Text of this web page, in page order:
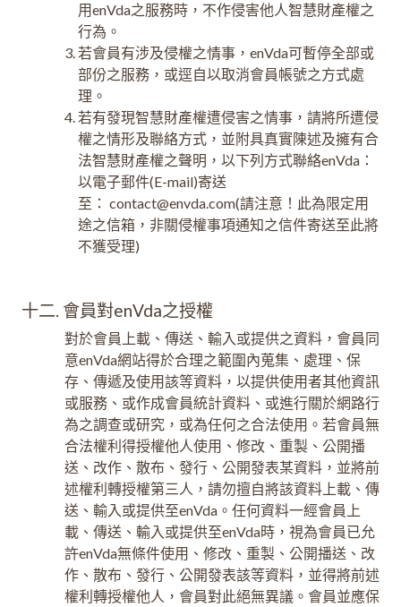
用enVda之服務時，不作侵害他人智慧財產權之
行為。
若會員有涉及侵權之情事，enVda可暫停全部或
部份之服務，或逕自以取消會員帳號之方式處
理。
若有發現智慧財產權遭侵害之情事，請將所遭侵
權之情形及聯絡方式，並附具真實陳述及擁有合
法智慧財產權之聲明，以下列方式聯絡enVda：
以電子郵件(E-mail)寄送
至： contact@envda.com(請注意！此為限定用
途之信箱，非關侵權事項通知之信件寄送至此將
不獲受理)
十二. 會員對enVda之授權
對於會員上載、傳送、輸入或提供之資料，會員同
意enVda網站得於合理之範圍內蒐集、處理、保
存、傳遞及使用該等資料，以提供使用者其他資訊
或服務、或作成會員統計資料、或進行關於網路行
為之調查或研究，或為任何之合法使用。若會員無
合法權利得授權他人使用、修改、重製、公開播
送、改作、散布、發行、公開發表某資料，並將前
述權利轉授權第三人，請勿擅自將該資料上載、傳
送、輸入或提供至enVda。任何資料一經會員上
載、傳送、輸入或提供至enVda時，視為會員已允
許enVda無條件使用、修改、重製、公開播送、改
作、散布、發行、公開發表該等資料，並得將前述
權利轉授權他人，會員對此絕無異議。會員並應保